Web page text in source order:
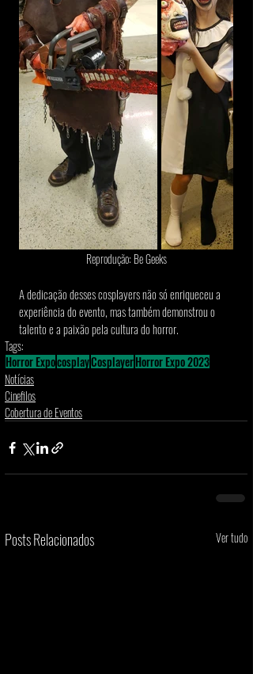
Reprodução: Be Geeks
A dedicação desses cosplayers não só enriqueceu a
experiência do evento, mas também demonstrou o
talento e a paixão pela cultura do horror.
Tags:
Horror ExpocosplayCosplayerHorror Expo 2023
Notícias
Cinefilos
Cobertura de Eventos
Posts Relacionados Ver tudo